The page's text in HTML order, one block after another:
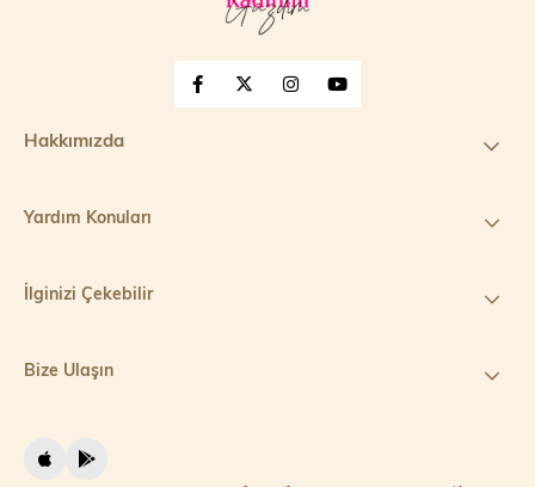
Hakkımızda
Yardım Konuları
İlginizi Çekebilir
Bize Ulaşın